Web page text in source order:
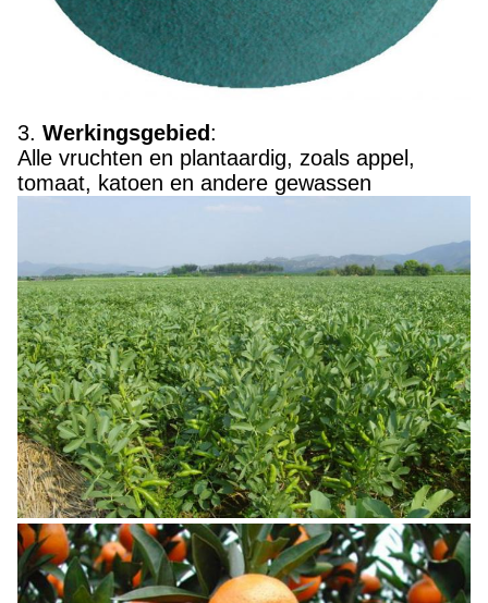
3. Werkingsgebied:
Alle vruchten en plantaardig, zoals appel,
tomaat, katoen en andere gewassen